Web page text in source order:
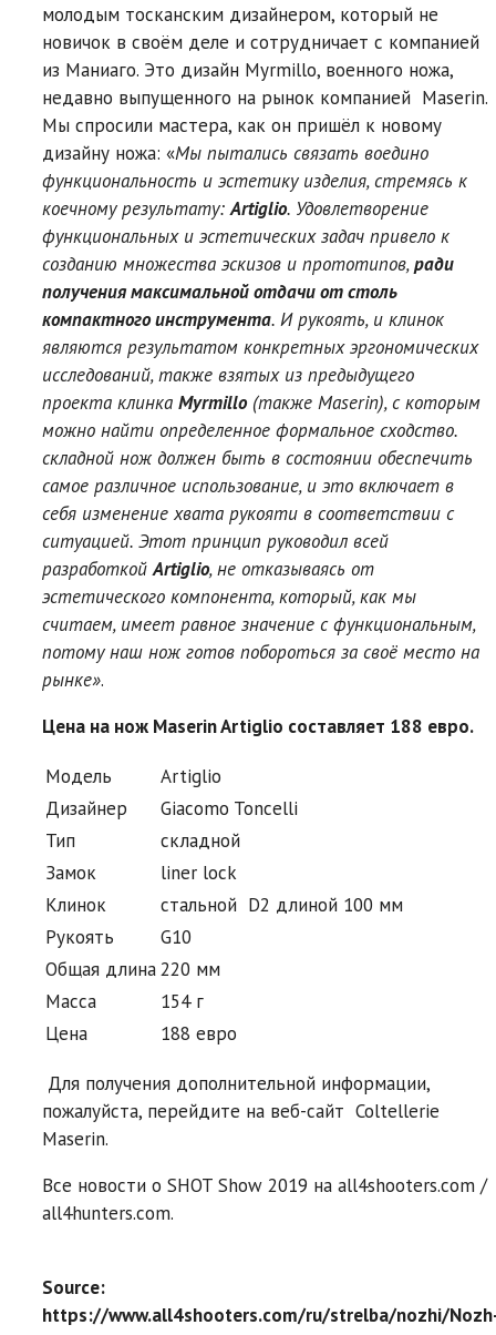
молодым тосканским дизайнером, который не
новичок в своём деле и сотрудничает с компанией
из Маниаго. Это дизайн Myrmillo, военного ножа,
недавно выпущенного на рынок компанией Maserin.
Мы спросили мастера, как он пришёл к новому
дизайну ножа: «Мы пытались связать воедино
функциональность и эстетику изделия, стремясь к
коечному результату:Artiglio. Удовлетворение
функциональных и эстетических задач привело к
созданию множества эскизов и прототипов,ради
получения максимальной отдачи от столь
компактного инструмента. И рукоять, и клинок
являются результатом конкретных эргономических
исследований, также взятых из предыдущего
проекта клинка Myrmillo(также Maserin), с которым
можно найти определенное формальное сходство.
складной нож должен быть в состоянии обеспечить
самое различное использование, и это включает в
себя изменение хвата рукояти в соответствии с
ситуацией. Этот принцип руководил всей
разработкойArtiglio, не отказываясь от
эстетического компонента, который, как мы
считаем, имеет равное значение с функциональным,
потому наш нож готов побороться за своё место на
рынке».
Цена на нож Maserin Artiglio составляет 188 евро.
Модель
Artiglio
Дизайнер
Giacomo Toncelli
Тип
складной
Замок
liner lock
Клинок
стальной D2 длиной 100 мм
Рукоять
G10
Общая длина220 мм
Масса
154 г
Цена
188 евро
Для получения дополнительной информации,
пожалуйста, перейдите на веб-сайт Coltellerie
Maserin.
Все новости о SHOT Show 2019 на all4shooters.com /
all4hunters.com.
Source:
https://www.all4shooters.com/ru/strelba/nozhi/